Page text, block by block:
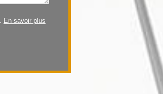
En savoir plus